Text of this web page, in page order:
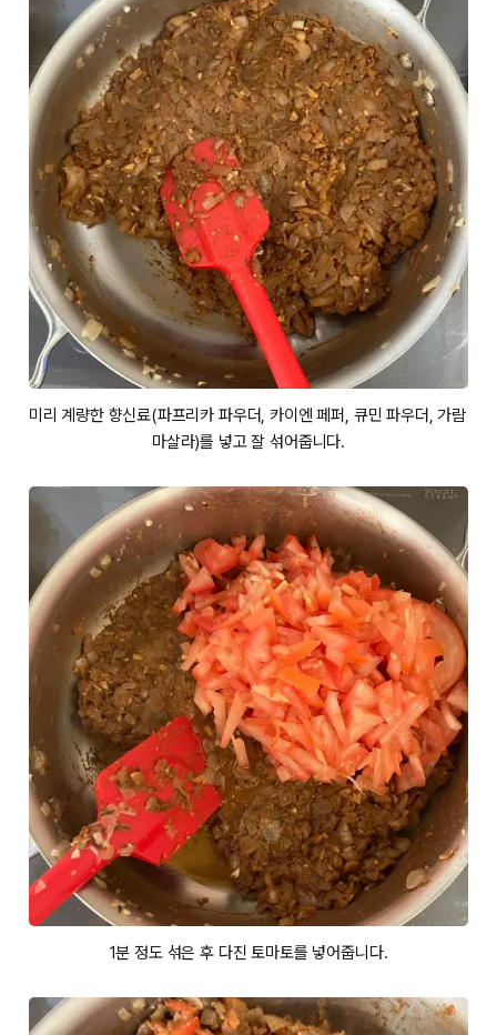
미리 계량한 향신료(파프리카 파우더, 카이엔 페퍼, 큐민 파우더, 가람
마살라)를 넣고 잘 섞어줍니다.
1분 정도 섞은 후 다진 토마토를 넣어줍니다.